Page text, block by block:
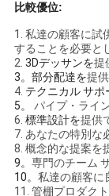
地
図
プ
ラ
イ
比較優位:
1. 私達の顧客に試
することを必要と
2. 3Dデッサンを提
3。 部分配達を提
4. テクニカル サポ
5。 パイプ・ライ
6. 標準設計を提供
7. あなたの特別な
8. 概念的な提案を
9。 専門のチーム
10。 私達の顧客に
11. 管棚プロダク